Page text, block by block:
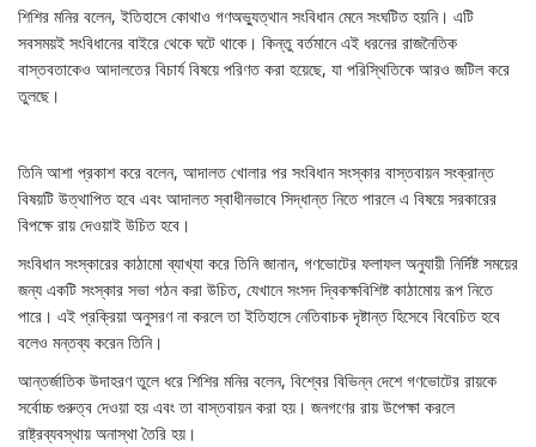
শিশির মনির বলেন, ইতিহাসে কোথাও গণঅভ্যুত্থান সংবিধান মেনে সংঘটিত হয়নি। এটি
সবসময়ই সংবিধানের বাইরে থেকে ঘটে থাকে। কিন্তু বর্তমানে এই ধরনের রাজনৈতিক
বাস্তবতাকেও আদালতের বিচার্য বিষয়ে পরিণত করা হয়েছে, যা পরিস্থিতিকে আরও জটিল করে
তুলছে।
তিনি আশা প্রকাশ করে বলেন, আদালত খোলার পর সংবিধান সংস্কার বাস্তবায়ন সংক্রান্ত
বিষয়টি উত্থাপিত হবে এবং আদালত স্বাধীনভাবে সিদ্ধান্ত নিতে পারলে এ বিষয়ে সরকারের
বিপক্ষে রায় দেওয়াই উচিত হবে।
সংবিধান সংস্কারের কাঠামো ব্যাখ্যা করে তিনি জানান, গণভোটের ফলাফল অনুযায়ী নির্দিষ্ট সময়ের
জন্য একটি সংস্কার সভা গঠন করা উচিত, যেখানে সংসদ দ্বিকক্ষবিশিষ্ট কাঠামোয় রূপ নিতে
পারে। এই প্রক্রিয়া অনুসরণ না করলে তা ইতিহাসে নেতিবাচক দৃষ্টান্ত হিসেবে বিবেচিত হবে
বলেও মন্তব্য করেন তিনি।
আন্তর্জাতিক উদাহরণ তুলে ধরে শিশির মনির বলেন, বিশ্বের বিভিন্ন দেশে গণভোটের রায়কে
সর্বোচ্চ গুরুত্ব দেওয়া হয় এবং তা বাস্তবায়ন করা হয়। জনগণের রায় উপেক্ষা করলে
রাষ্ট্রব্যবস্থায় অনাস্থা তৈরি হয়।